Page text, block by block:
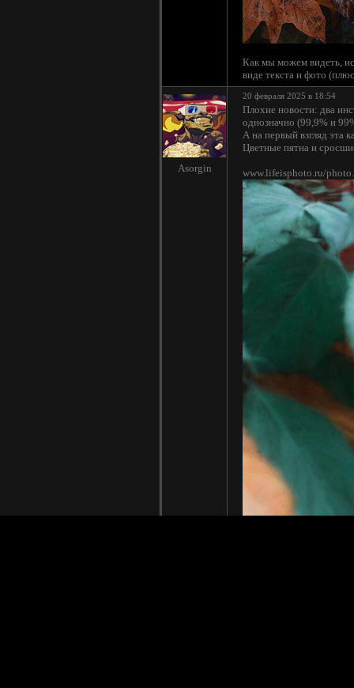
Как мы можем видеть,
виде текста и фото
Asorgin
20 февраля 2025 в 18:54
Плохие новости: два
однозначно (99,9% и
А на первый взгляд эта
Цветные пятна и
www.lifeisphoto.ru/